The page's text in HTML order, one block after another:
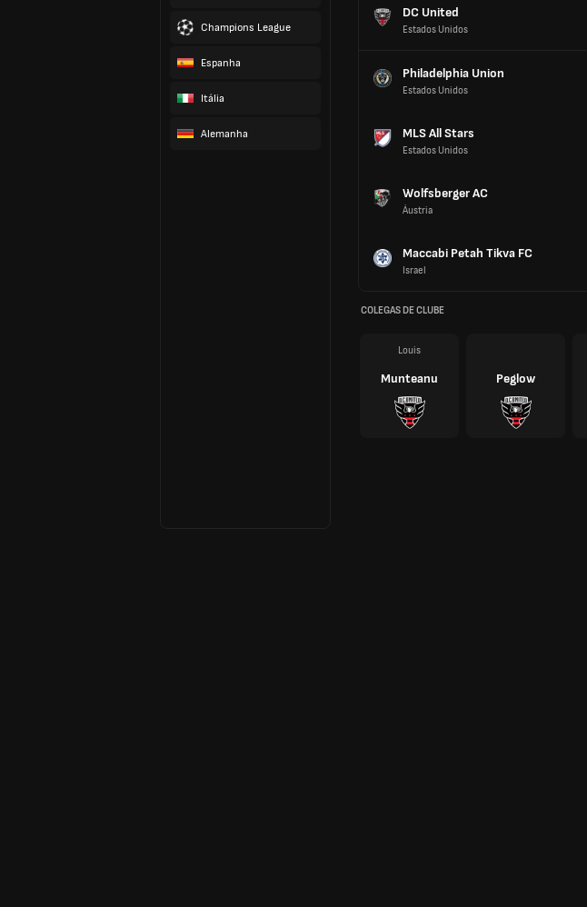
Champions League
Espanha
Itália
Alemanha
DC United
Estados Unidos
Philadelphia Union
Estados Unidos
MLS All Stars
Estados Unidos
Wolfsberger AC
Áustria
Maccabi Petah Tikva FC
Israel
COLEGAS DE CLUBE
Louis
Munteanu Peglow